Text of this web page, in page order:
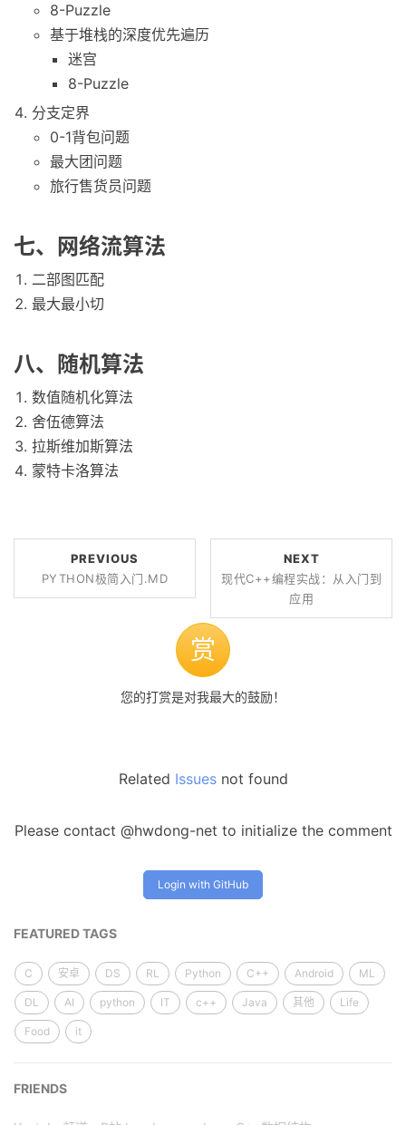
8-Puzzle
基于堆栈的深度优先遍历
迷宫
8-Puzzle
分支定界
0-1背包问题
最大团问题
旅行售货员问题
七、网络流算法
二部图匹配
最大最小切
八、随机算法
数值随机化算法
舍伍德算法
拉斯维加斯算法
蒙特卡洛算法
PREVIOUS
PYTHON极简入门.MD
NEXT
现代C++编程实战：从入门到
应用
赏
您的打赏是对我最大的鼓励！
Related Issuesnot found
Please contact @hwdong-net to initialize the comment
Login with GitHub
FEATURED TAGS
C 安卓 DS RL Python C++ Android ML
DL AI python IT c++ Java 其他 Life
Food it
FRIENDS